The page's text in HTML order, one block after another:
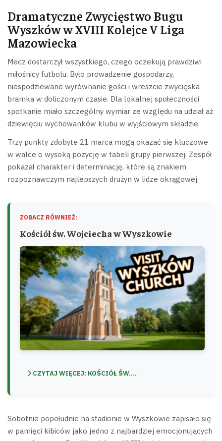
Dramatyczne Zwycięstwo Bugu
Wyszków w XVIII Kolejce V Liga
Mazowiecka
Mecz dostarczył wszystkiego, czego oczekują prawdziwi
miłośnicy futbolu. Było prowadzenie gospodarzy,
niespodziewane wyrównanie gości i wreszcie zwycięska
bramka w doliczonym czasie. Dla lokalnej społeczności
spotkanie miało szczególny wymiar ze względu na udział aż
dziewięciu wychowanków klubu w wyjściowym składzie.
Trzy punkty zdobyte 21 marca mogą okazać się kluczowe
w walce o wysoką pozycję w tabeli grupy pierwszej. Zespół
pokazał charakter i determinację, które są znakiem
rozpoznawczym najlepszych drużyn w lidze okrągowej.
ZOBACZ RÓWNIEŻ:
Kościół św. Wojciecha w Wyszkowie
CZYTAJ WIĘCEJ: KOŚCIÓŁ ŚW....
Sobotnie popołudnie na stadionie w Wyszkowie zapisało się
w pamięci kibiców jako jedno z najbardziej emocjonujących